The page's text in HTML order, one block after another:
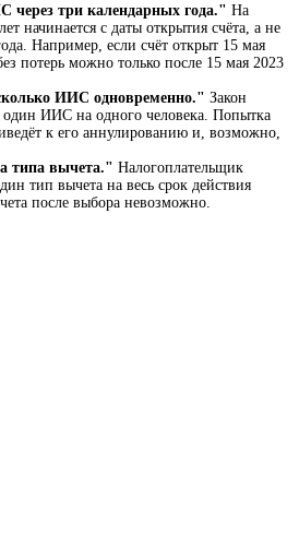
три календарных года." На
начинается с даты открытия счёта, а не
Например, если счёт открыт 15 мая
потерь можно только после 15 мая 2023
ИИС одновременно." Закон
один ИИС на одного человека. Попытка
к его аннулированию и, возможно,
типа вычета." Налогоплательщик
тип вычета на весь срок действия
после выбора невозможно.